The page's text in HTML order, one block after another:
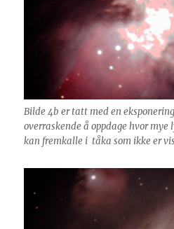
Bilde 4b er tatt med en
overraskende å oppdage hvor
kan fremkalle i tåka som ikke er